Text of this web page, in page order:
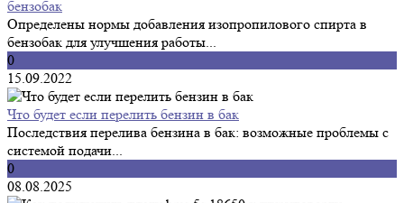
бензобак
Определены нормы добавления изопропилового спирта в
бензобак для улучшения работы...
0
15.09.2022
Что будет если перелить бензин в бак
Последствия перелива бензина в бак: возможные проблемы с
системой подачи...
0
08.08.2025